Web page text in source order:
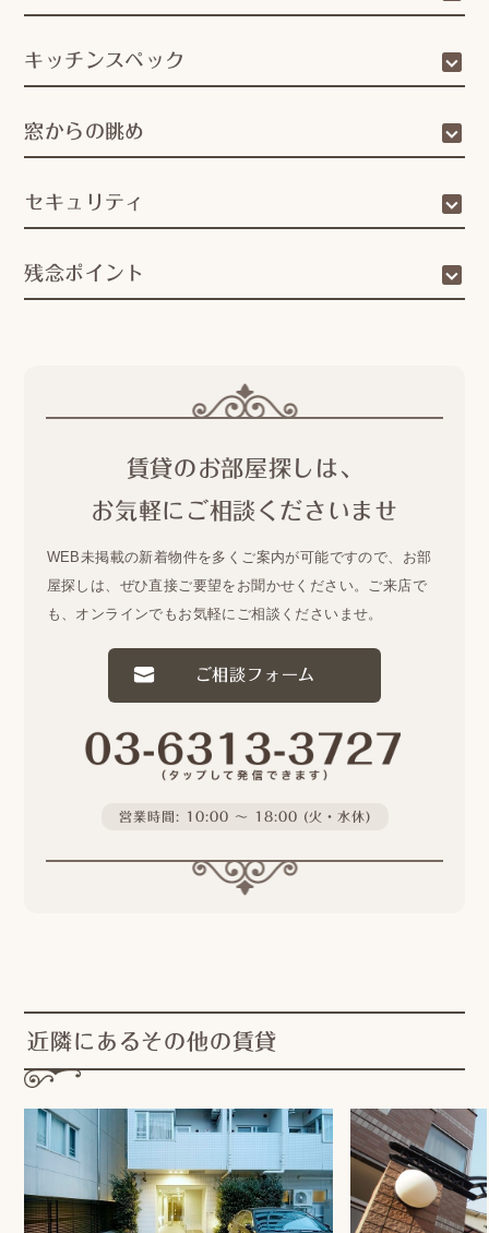
キッチンスペック
窓からの眺め
セキュリティ
残念ポイント
賃貸のお部屋探しは、
お気軽にご相談くださいませ
WEB未掲載の新着物件を多くご案内が可能ですので、 お部
屋探しは、ぜひ直接ご要望をお聞かせください。
ご来店で
も、オンラインでもお気軽にご相談くださいませ。
ご相談フォーム
営業時間: 10:00 〜 18:00 (火・水休)
近隣にあるその他の賃貸